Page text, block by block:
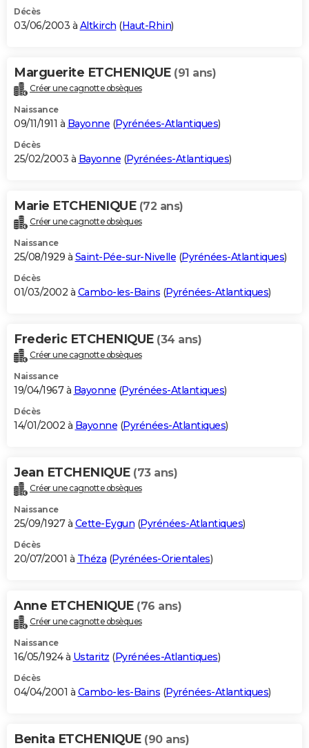
Décès
03/06/2003 à Altkirch (Haut-Rhin)
Marguerite ETCHENIQUE (91 ans)
Créer une cagnotte obsèques
Naissance
09/11/1911 à Bayonne (Pyrénées-Atlantiques)
Décès
25/02/2003 à Bayonne (Pyrénées-Atlantiques)
Marie ETCHENIQUE (72 ans)
Créer une cagnotte obsèques
Naissance
25/08/1929 à Saint-Pée-sur-Nivelle (Pyrénées-Atlantiques)
Décès
01/03/2002 à Cambo-les-Bains (Pyrénées-Atlantiques)
Frederic ETCHENIQUE (34 ans)
Créer une cagnotte obsèques
Naissance
19/04/1967 à Bayonne (Pyrénées-Atlantiques)
Décès
14/01/2002 à Bayonne (Pyrénées-Atlantiques)
Jean ETCHENIQUE (73 ans)
Créer une cagnotte obsèques
Naissance
25/09/1927 à Cette-Eygun (Pyrénées-Atlantiques)
Décès
20/07/2001 à Théza (Pyrénées-Orientales)
Anne ETCHENIQUE (76 ans)
Créer une cagnotte obsèques
Naissance
16/05/1924 à Ustaritz (Pyrénées-Atlantiques)
Décès
04/04/2001 à Cambo-les-Bains (Pyrénées-Atlantiques)
Benita ETCHENIQUE (90 ans)